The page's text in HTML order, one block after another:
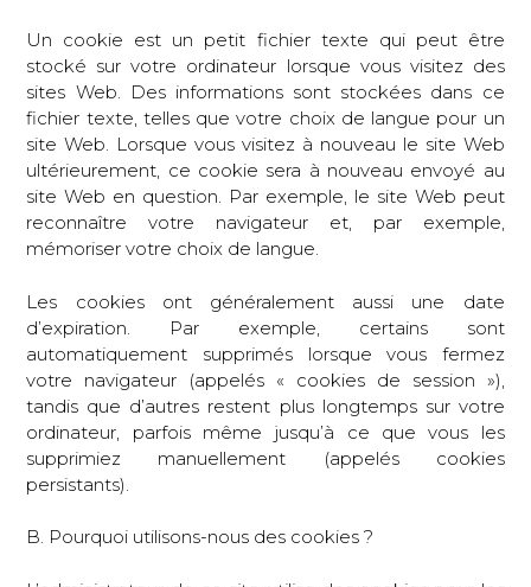
Un cookie est un petit fichier texte qui peut être
stocké sur votre ordinateur lorsque vous visitez des
sites Web. Des informations sont stockées dans ce
fichier texte, telles que votre choix de langue pour un
site Web. Lorsque vous visitez à nouveau le site Web
ultérieurement, ce cookie sera à nouveau envoyé au
site Web en question. Par exemple, le site Web peut
reconnaître votre navigateur et, par exemple,
mémoriser votre choix de langue.
Les cookies ont généralement aussi une date
d’expiration. Par exemple, certains sont
automatiquement supprimés lorsque vous fermez
votre navigateur (appelés « cookies de session »),
tandis que d’autres restent plus longtemps sur votre
ordinateur, parfois même jusqu’à ce que vous les
supprimiez manuellement (appelés cookies
persistants).
B. Pourquoi utilisons-nous des cookies ?